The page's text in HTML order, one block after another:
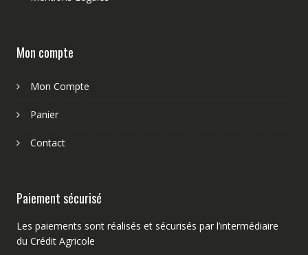
Mon compte
Mon Compte
Panier
Contact
Paiement sécurisé
Les paiements sont réalisés et sécurisés par l’intermédiaire
du Crédit Agricole